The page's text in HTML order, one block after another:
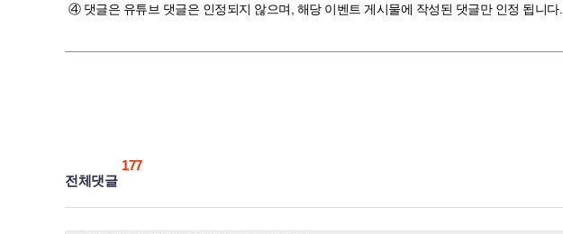
④ 댓글은 유튜브 댓글은 인정되지 않으며, 해당 이벤트 게시물에 작성된 댓글만 인정 됩니다.
전체댓글
177